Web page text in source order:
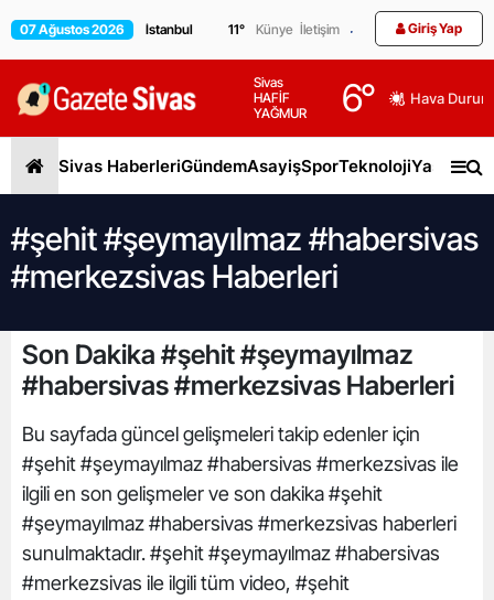
07 Ağustos 2026 11° Künye İletişim Giriş Yap
Sivas
HAFİF
YAĞMUR
6° Hava
Sivas HaberleriGündemAsayişSporTeknolojiYaşam
#şehit #şeymayılmaz #habersivas
#merkezsivas Haberleri
Son Dakika #şehit #şeymayılmaz
#habersivas #merkezsivas Haberleri
Bu sayfada güncel gelişmeleri takip edenler için
#şehit #şeymayılmaz #habersivas #merkezsivas ile
ilgili en son gelişmeler ve son dakika #şehit
#şeymayılmaz #habersivas #merkezsivas haberleri
sunulmaktadır. #şehit #şeymayılmaz #habersivas
#merkezsivas ile ilgili tüm video, #şehit